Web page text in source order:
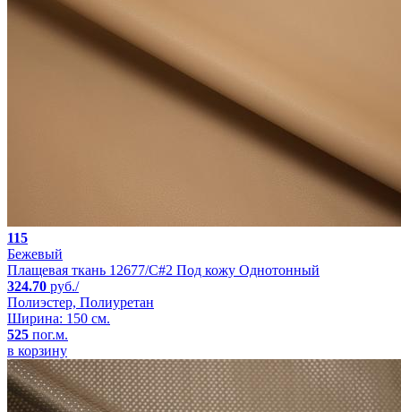
115
Бежевый
Плащевая ткань 12677/C#2 Под кожу Однотонный
324.70 руб./
Полиэстер, Полиуретан
Ширина: 150 см.
525 пог.м.
в корзину